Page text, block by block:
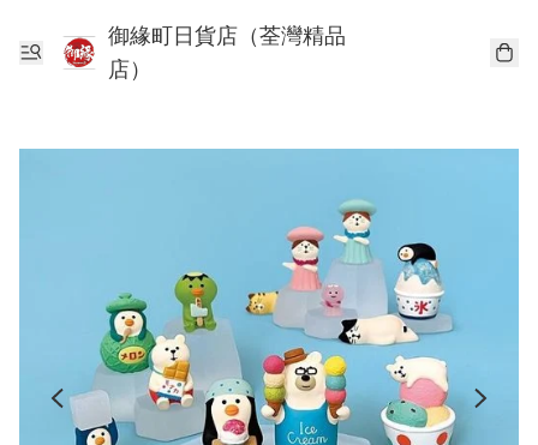
御緣町日貨店（荃灣精品
店）